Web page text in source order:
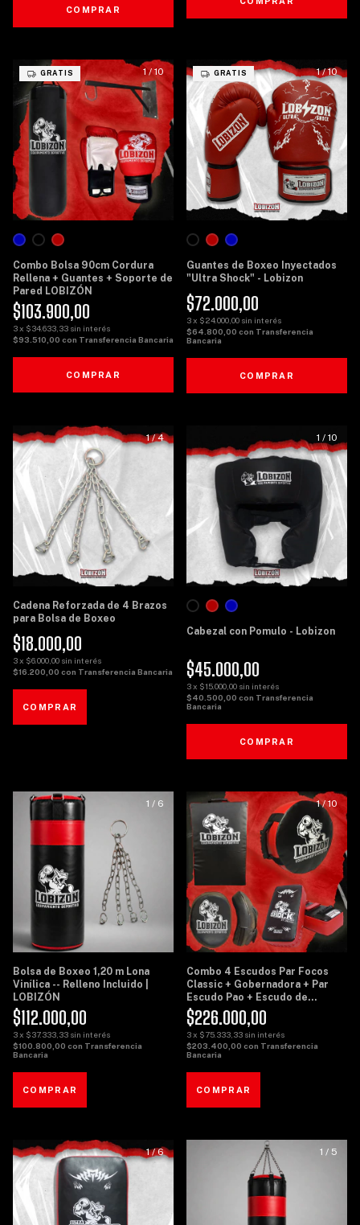
COMPRAR
1/ 10
GRATIS
Combo Bolsa 90cm Cordura
Rellena + Guantes + Soporte de
Pared LOBIZÓN
$103.900,00
3x $34.633,33 sin interés
$93.510,00 con Transferencia Bancaria
COMPRAR
1/10
GRATIS
Guantes de Boxeo Inyectados
"Ultra Shock" - Lobizon
$72.000,00
3x $24.000,00 sin interés
$64.800,00 con Transferencia
Bancaria
COMPRAR
1/4
Cadena Reforzada de 4 Brazos
para Bolsa de Boxeo
$18.000,00
3x $6.000,00 sin interés
$16.200,00 con Transferencia Bancaria
1 / 10
Cabezal con Pomulo - Lobizon
$45.000,00
3x $15.000,00 sin interés
$40.500,00 con Transferencia
Bancaria
COMPRAR
1 / 6
Bolsa de Boxeo 1,20 m Lona
Vinílica -- Relleno Incluido |
LOBIZÓN
$112.000,00
3x $37.333,33 sin interés
$100.800,00 con Transferencia
Bancaria
1/10
Combo 4 Escudos Par Focos
Classic + Gobernadora + Par
Escudo Pao + Escudo de
Potencia Grande - Lobizon
$226.000,00
3x $75.333,33 sin interés
$203.400,00 con Transferencia
Bancaria
1/6 1 / 5